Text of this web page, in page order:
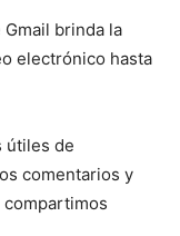
brinda la
electrónico hasta
útiles de
comentarios y